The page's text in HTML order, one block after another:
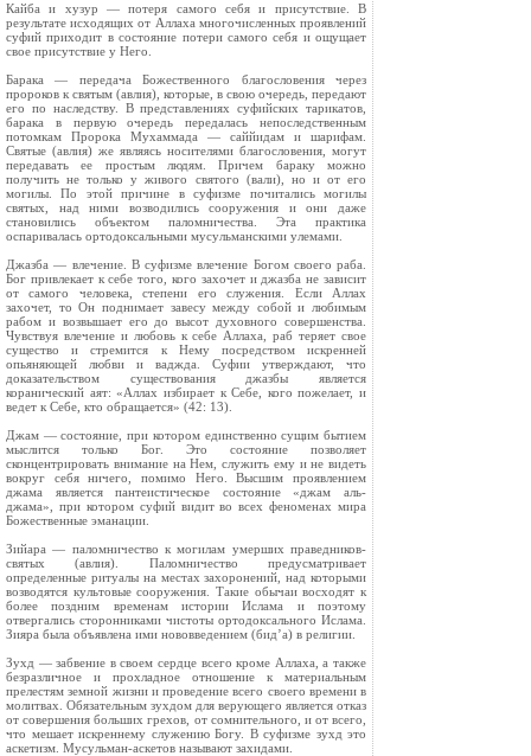
Кайба и хузур — потеря самого себя и присутствие. В
результате исходящих от Аллаха многочисленных проявлений
суфий приходит в состояние потери самого себя и ощущает
свое присутствие у Него.
Барака — передача Божественного благословения через
пророков к святым (авлия), которые, в свою очередь, передают
его по наследству. В представлениях суфийских тарикатов,
барака в первую очередь передалась непоследственным
потомкам Пророка Мухаммада — саййидам и шарифам.
Святые (авлия) же являясь носителями благословения, могут
передавать ее простым людям. Причем бараку можно
получить не только у живого святого (вали), но и от его
могилы. По этой причине в суфизме почитались могилы
святых, над ними возводились сооружения и они даже
становились объектом паломничества. Эта практика
оспаривалась ортодоксальными мусульманскими улемами.
Джазба — влечение. В суфизме влечение Богом своего раба.
Бог привлекает к себе того, кого захочет и джазба не зависит
от самого человека, степени его служения. Если Аллах
захочет, то Он поднимает завесу между собой и любимым
рабом и возвышает его до высот духовного совершенства.
Чувствуя влечение и любовь к себе Аллаха, раб теряет свое
существо и стремится к Нему посредством искренней
опьяняющей любви и ваджда. Суфии утверждают, что
доказательством существования джазбы является
коранический аят: «Аллах избирает к Себе, кого пожелает, и
ведет к Себе, кто обращается» (42: 13).
Джам — состояние, при котором единственно сущим бытием
мыслится только Бог. Это состояние позволяет
сконцентрировать внимание на Нем, служить ему и не видеть
вокруг себя ничего, помимо Него. Высшим проявлением
джама является пантеистическое состояние «джам аль-
джама», при котором суфий видит во всех феноменах мира
Божественные эманации.
Зийара — паломничество к могилам умерших праведников-
святых (авлия). Паломничество предусматривает
определенные ритуалы на местах захоронений, над которыми
возводятся культовые сооружения. Такие обычаи восходят к
более поздним временам истории Ислама и поэтому
отвергались сторонниками чистоты ортодоксального Ислама.
Зияра была объявлена ими нововведением (бид’а) в религии.
Зухд — забвение в своем сердце всего кроме Аллаха, а также
безразличное и прохладное отношение к материальным
прелестям земной жизни и проведение всего своего времени в
молитвах. Обязательным зухдом для верующего является отказ
от совершения больших грехов, от сомнительного, и от всего,
что мешает искреннему служению Богу. В суфизме зухд это
аскетизм. Мусульман-аскетов называют захидами.